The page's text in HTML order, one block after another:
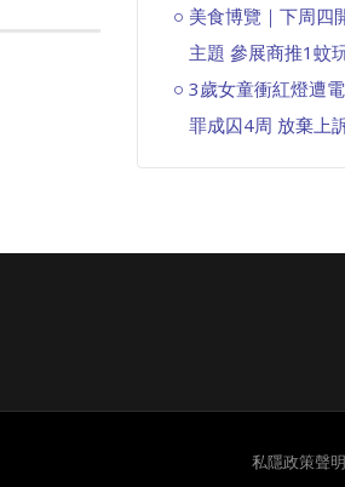
美食博覽｜下周四
主題 參展商推1蚊
3歲女童衝紅燈遭
罪成囚4周 放棄上
私隱政策聲明